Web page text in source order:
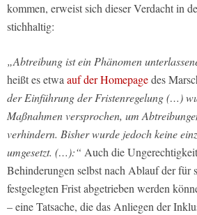
kommen, erweist sich dieser Verdacht in
stichhaltig:
„Abtreibung ist ein Phänomen
heißt es etwaauf der Homepagedes
der Einführung der Fristenregelung (…)
Maßnahmen versprochen, um
verhindern. Bisher wurde jedoch keine
umgesetzt. (…):“ Auch die
Behinderungen selbst nach Ablauf der für
festgelegten Frist abgetrieben werden
– eine Tatsache, die das Anliegen der